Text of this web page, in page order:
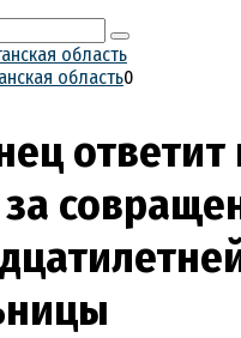
область
область0
ответит